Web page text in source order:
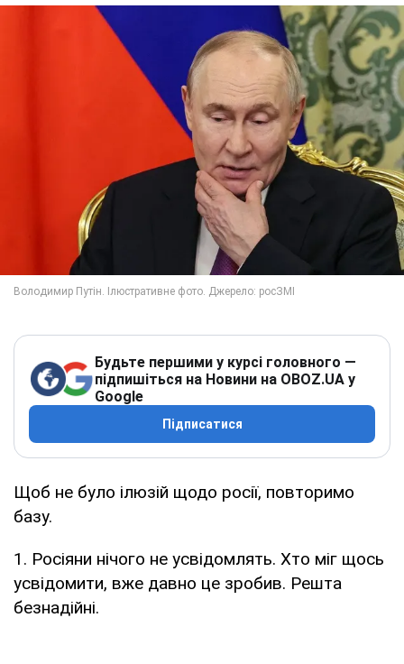
Будьте першими у курсі головного —
підпишіться на Новини на OBOZ.UA у
Google
Підписатися
Щоб не було ілюзій щодо росії, повторимо
базу.
1. Росіяни нічого не усвідомлять. Хто міг щось
усвідомити, вже давно це зробив. Решта
безнадійні.